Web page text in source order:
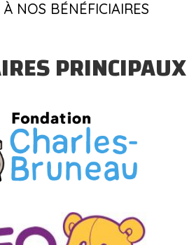
À NOS BÉNÉFICIAIRES
PRINCIPAUX